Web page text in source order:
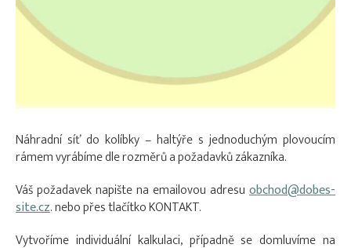
Náhradní síť do kolíbky – haltýře s jednoduchým plovoucím
rámem vyrábíme dle rozměrů a požadavků zákazníka.
Váš požadavek napište na emailovou adresu obchod@dobes-
site.cz. nebo přes tlačítko KONTAKT.
Vytvoříme individuální kalkulaci, případně se domluvíme na